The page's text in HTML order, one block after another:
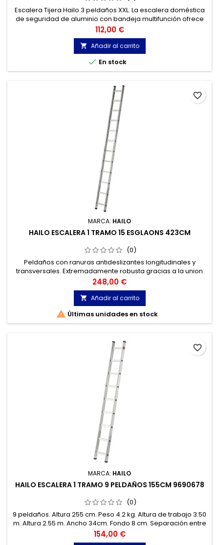
Escalera Tijera Hailo 3 peldaños XXL. La escalera doméstica
de seguridad de aluminio con bandeja multifunción ofrece
seguridad en formato XXL: 13 cm niveles extra profundos.
Precio
112,00 €
 Añadir al carrito
 En stock
MARCA: HAILO
HAILO ESCALERA 1 TRAMO 15 ESGLAONS 423CM
(0)
Peldaños con ranuras antideslizantes longitudinales y
transversales. Extremadamente robusta gracias a la union
largueropeldaño doblemente reforzada. Tacos
antideslizantes con superficie total de apoyo. Resiste hasta
150 kg de carga.Perfil del larguero: 72
Precio
248,00 €
 Añadir al carrito
 Últimas unidades en stock
favorite_border
MARCA: HAILO
HAILO ESCALERA 1 TRAMO 9 PELDAÑOS 155CM 9690678
(0)
9 peldaños. Altura 255 cm. Peso 4.2 kg. Altura de trabajo 3.50
m. Altura 2.55 m. Ancho 34cm. Fondo 8 cm. Separación entre
peldaños 20.8 cm. Capacidad de carga hasta 150 kg.
Precio
154,00 €
favorite_border